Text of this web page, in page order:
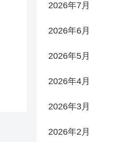
2026年7月
2026年6月
2026年5月
2026年4月
2026年3月
2026年2月